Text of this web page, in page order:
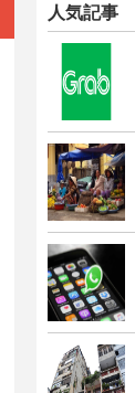
人気記事